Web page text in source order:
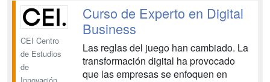
cibernéticas. Hay cuatro convocatorias
anuales con fecha de inicio en Oct...
CEI Centro
de Estudios
de
Curso de Experto en Digital
Business
Las reglas del juego han cambiado. La
transformación digital ha provocado
que las empresas se enfoquen en